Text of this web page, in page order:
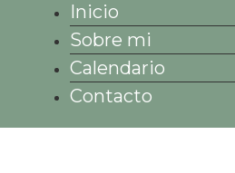
Inicio
Sobre mi
Calendario
Contacto